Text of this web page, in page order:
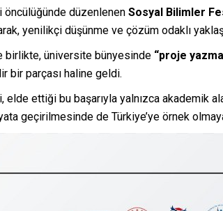
öncülüğünde düzenlenen Sosyal Bilimler
yenilikçi düşünme ve çözüm odaklı
üniversite bünyesinde “proje
bir parçası haline geldi.
elde ettiği bu başarıyla yalnızca akademik
geçirilmesinde de Türkiye’ye örnek